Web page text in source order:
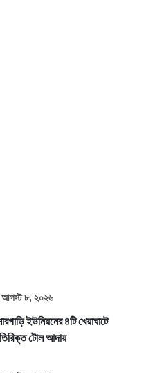
আগস্ট ৮, ২০২৬
ইউনিয়নের ৪টি খেয়াঘাটে
টোল আদায়